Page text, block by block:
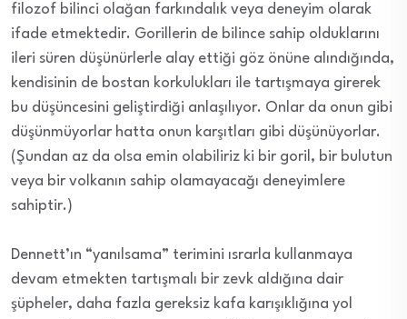
filozof bilinci olağan farkındalık veya deneyim olarak
ifade etmektedir. Gorillerin de bilince sahip olduklarını
ileri süren düşünürlerle alay ettiği göz önüne alındığında,
kendisinin de bostan korkulukları ile tartışmaya girerek
bu düşüncesini geliştirdiği anlaşılıyor. Onlar da onun gibi
düşünmüyorlar hatta onun karşıtları gibi düşünüyorlar.
(Şundan az da olsa emin olabiliriz ki bir goril, bir bulutun
veya bir volkanın sahip olamayacağı deneyimlere
sahiptir.)
Dennett’ın “yanılsama” terimini ısrarla kullanmaya
devam etmekten tartışmalı bir zevk aldığına dair
şüpheler, daha fazla gereksiz kafa karışıklığına yol